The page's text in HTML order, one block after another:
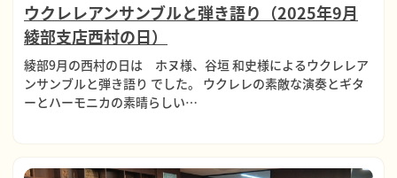
ウクレレアンサンブルと弾き語り（2025年9月
綾部支店西村の日）
綾部9月の西村の日は ホヌ様、谷垣 和史様によるウクレレア
ンサンブルと弾き語り でした。 ウクレレの素敵な演奏とギタ
ーとハーモニカの素晴らしい…